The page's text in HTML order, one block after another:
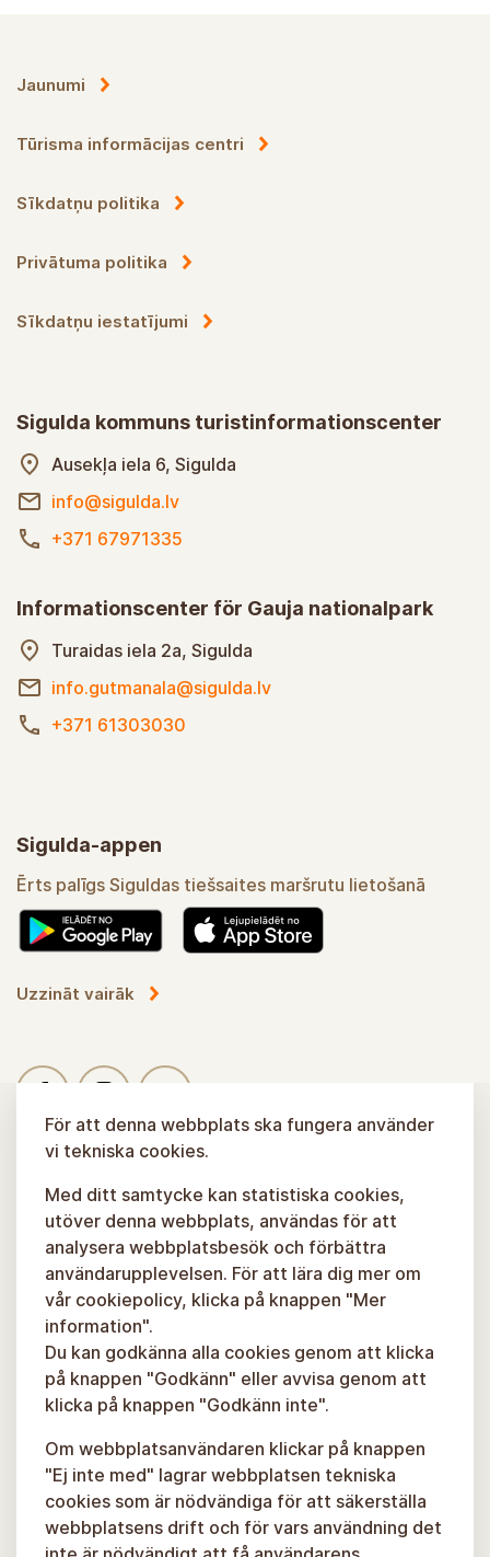
Jaunumi
Tūrisma informācijas centri
Sīkdatņu politika
Privātuma politika
Sīkdatņu iestatījumi
Sigulda kommuns turistinformationscenter
Ausekļa iela 6, Sigulda
info@sigulda.lv
+371 67971335
Informationscenter för Gauja nationalpark
Turaidas iela 2a, Sigulda
info.gutmanala@sigulda.lv
+371 61303030
Sigulda-appen
Ērts palīgs Siguldas tiešsaites maršrutu lietošanā
Uzzināt vairāk
För att denna webbplats ska fungera använder
vi tekniska cookies.
Med ditt samtycke kan statistiska cookies,
utöver denna webbplats, användas för att
analysera webbplatsbesök och förbättra
användarupplevelsen. För att lära dig mer om
vår cookiepolicy, klicka på knappen "Mer
information".
Du kan godkänna alla cookies genom att klicka
på knappen "Godkänn" eller avvisa genom att
klicka på knappen "Godkänn inte".
Om webbplatsanvändaren klickar på knappen
"Ej inte med" lagrar webbplatsen tekniska
cookies som är nödvändiga för att säkerställa
webbplatsens drift och för vars användning det